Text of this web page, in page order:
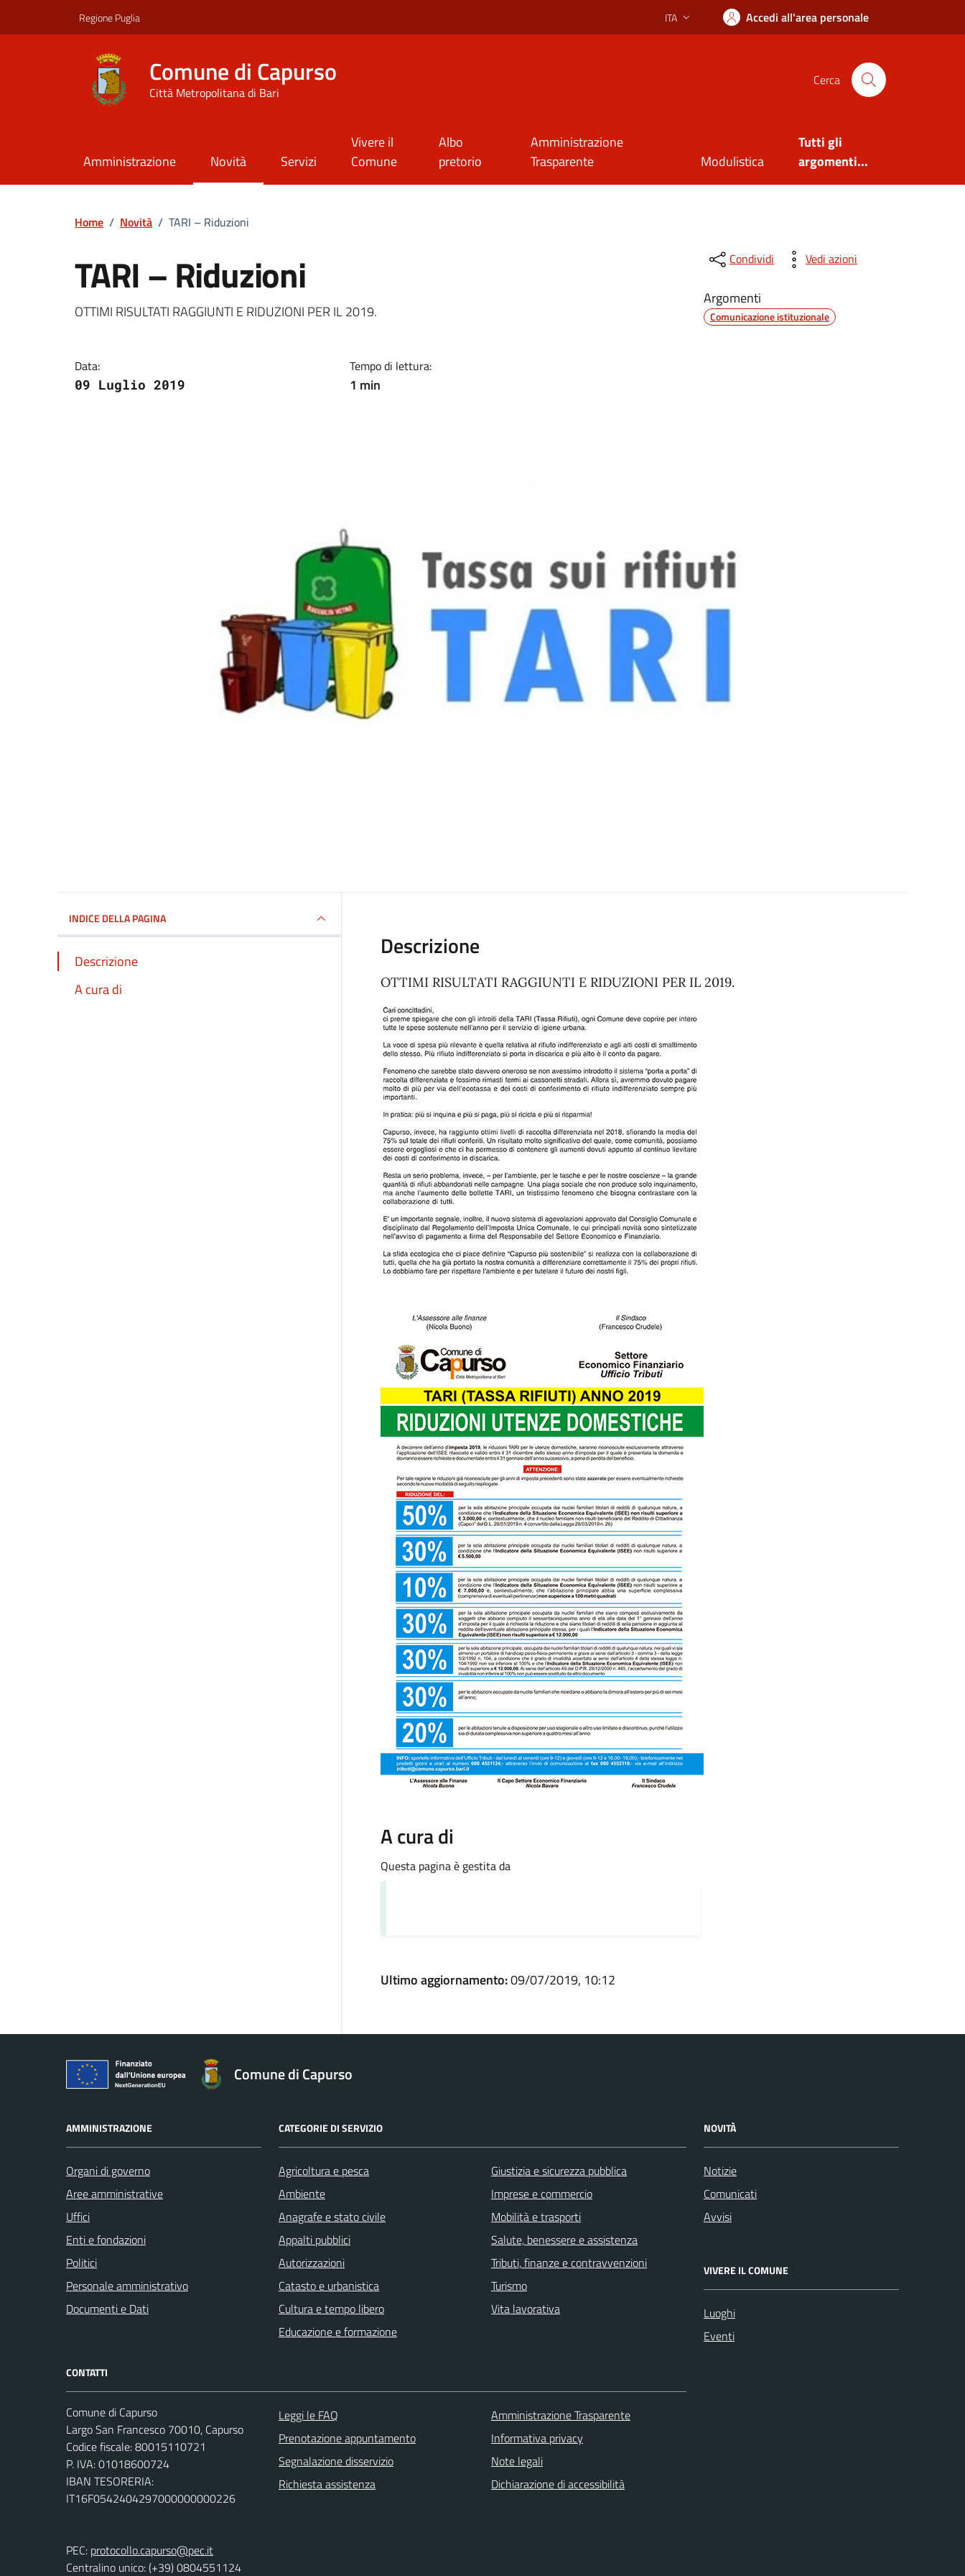
Regione Puglia Lingua attiva:
ITA Accedi all'area personale
Comune di Capurso
Città Metropolitana di Bari
Cerca
Amministrazione Novità Servizi
Vivere il
Comune
Albo
pretorio
Amministrazione
Trasparente
Modulistica
Tutti gli
argomenti...
Home / Novità / TARI – Riduzioni
TARI – Riduzioni
Dettagli della notizia
OTTIMI RISULTATI RAGGIUNTI E RIDUZIONI PER IL 2019.
Data:
09 Luglio 2019
Tempo di lettura:
1 min
Condividi Vedi azioni
Argomenti
Comunicazione istituzionale
INDICE DELLA PAGINA
Descrizione
A cura di
Descrizione
OTTIMI RISULTATI RAGGIUNTI E RIDUZIONI PER IL 2019.
A cura di
Questa pagina è gestita da
Ultimo aggiornamento:09/07/2019, 10:12
Comune di Capurso
AMMINISTRAZIONE
Organi di governo
Aree amministrative
Uffici
Enti e fondazioni
Politici
Personale amministrativo
Documenti e Dati
CATEGORIE DI SERVIZIO
Agricoltura e pesca
Ambiente
Anagrafe e stato civile
Appalti pubblici
Autorizzazioni
Catasto e urbanistica
Cultura e tempo libero
Educazione e formazione
Giustizia e sicurezza pubblica
Imprese e commercio
Mobilità e trasporti
Salute, benessere e assistenza
Tributi, finanze e contravvenzioni
Turismo
Vita lavorativa
NOVITÀ
Notizie
Comunicati
Avvisi
VIVERE IL COMUNE
Luoghi
Eventi
CONTATTI
Comune di Capurso
Largo San Francesco 70010, Capurso
Codice fiscale: 80015110721
P. IVA: 01018600724
IBAN TESORERIA:
IT16F0542404297000000000226
PEC: protocollo.capurso@pec.it
Centralino unico: (+39) 0804551124
Leggi le FAQ
Prenotazione appuntamento
Segnalazione disservizio
Richiesta assistenza
Amministrazione Trasparente
Informativa privacy
Note legali
Dichiarazione di accessibilità